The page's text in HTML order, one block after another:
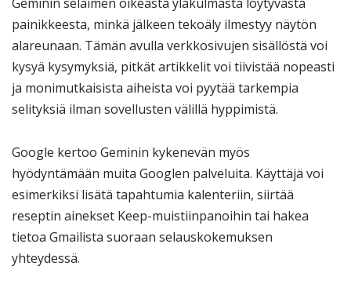
Geminin selaimen oikeasta yläkulmasta löytyvästä
painikkeesta, minkä jälkeen tekoäly ilmestyy näytön
alareunaan. Tämän avulla verkkosivujen sisällöstä voi
kysyä kysymyksiä, pitkät artikkelit voi tiivistää nopeasti
ja monimutkaisista aiheista voi pyytää tarkempia
selityksiä ilman sovellusten välillä hyppimistä.
Google kertoo Geminin kykenevän myös
hyödyntämään muita Googlen palveluita. Käyttäjä voi
esimerkiksi lisätä tapahtumia kalenteriin, siirtää
reseptin ainekset Keep-muistiinpanoihin tai hakea
tietoa Gmailista suoraan selauskokemuksen
yhteydessä.